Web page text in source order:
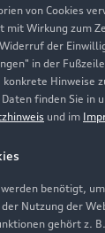
von Cookies
mit Wirkung zum
der
in der
Hinweise
finden Sie in
und im
benötigt,
Nutzung der
gehört z.
,öffnet am
07:30 -